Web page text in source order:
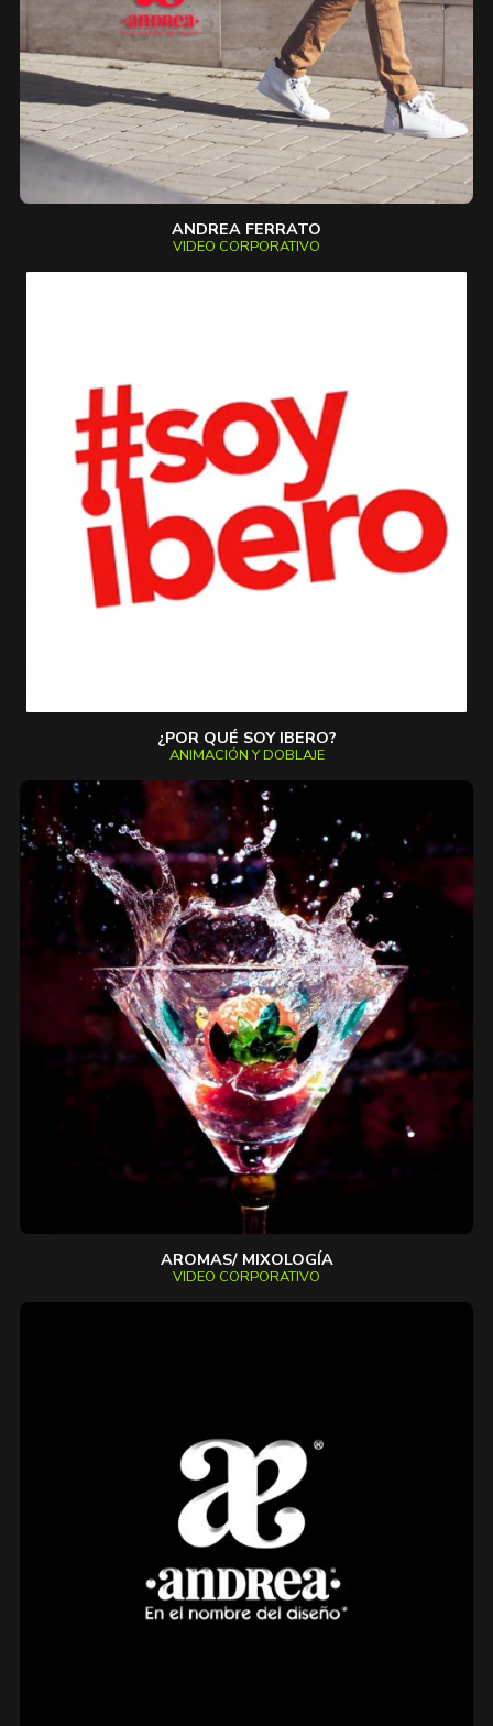
ANDREA FERRATO
VIDEO CORPORATIVO
¿POR QUÉ SOY IBERO?
ANIMACIÓN Y DOBLAJE
AROMAS/ MIXOLOGÍA
VIDEO CORPORATIVO